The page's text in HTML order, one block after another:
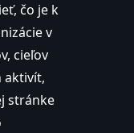
čo je k
v
cieľov
aktivít,
stránke